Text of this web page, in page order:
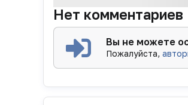
Нет комментариев
Вы не можете
Пожалуйста,